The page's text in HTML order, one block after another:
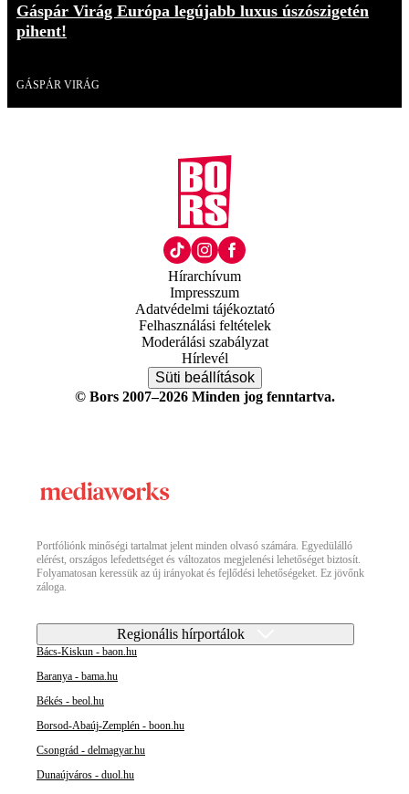
Gáspár Virág Európa legújabb luxus úszószigetén
pihent!
GÁSPÁR VIRÁG
Hírarchívum
Impresszum
Adatvédelmi tájékoztató
Felhasználási feltételek
Moderálási szabályzat
Hírlevél
Süti beállítások
© Bors 2007–2026 Minden jog fenntartva.
Portfóliónk minőségi tartalmat jelent minden olvasó számára. Egyedülálló
elérést, országos lefedettséget és változatos megjelenési lehetőséget biztosít.
Folyamatosan keressük az új irányokat és fejlődési lehetőségeket. Ez jövőnk
záloga.
Regionális hírportálok
Bács-Kiskun - baon.hu
Baranya - bama.hu
Békés - beol.hu
Borsod-Abaúj-Zemplén - boon.hu
Csongrád - delmagyar.hu
Dunaújváros - duol.hu